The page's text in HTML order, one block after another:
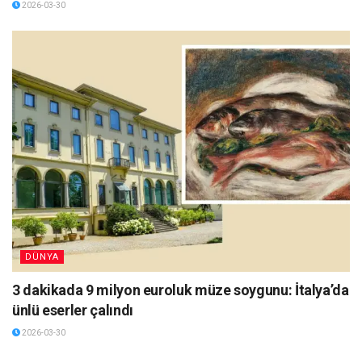
2026-03-30
DÜNYA
3 dakikada 9 milyon euroluk müze soygunu: İtalya’da
ünlü eserler çalındı
2026-03-30